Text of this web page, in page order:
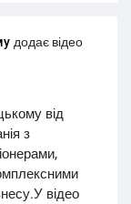
додає відео
від
з
відео